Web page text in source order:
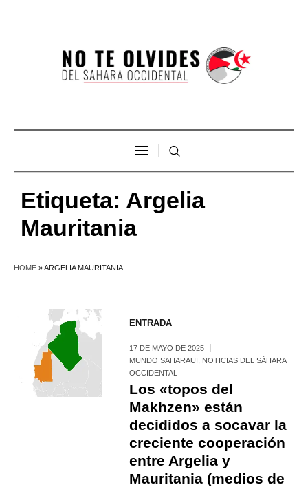
Etiqueta: Argelia
Mauritania
HOME »ARGELIA MAURITANIA
ENTRADA
17 DE MAYO DE 2025
MUNDO SAHARAUI
NOTICIAS DEL SÁHARA
OCCIDENTAL
Los «topos del
Makhzen» están
decididos a socavar la
creciente cooperación
entre Argelia y
Mauritania (medios de